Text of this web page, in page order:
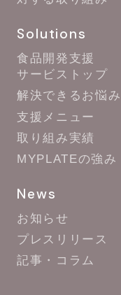
Solutions
食品開発支援
サービストップ
解決できるお悩み
支援メニュー
取り組み実績
MYPLATEの強み
News
お知らせ
プレスリリース
記事・コラム